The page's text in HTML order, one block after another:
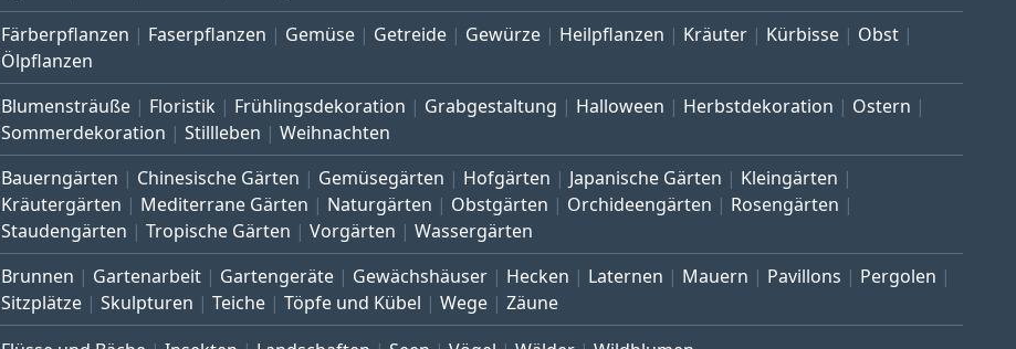
Färberpflanzen Faserpflanzen Gemüse Getreide Gewürze Heilpflanzen Kräuter Kürbisse
Obst
Ölpflanzen
Blumensträuße Floristik Frühlingsdekoration Grabgestaltung Halloween Herbstdekoration
Ostern
Sommerdekoration
Stillleben Weihnachten
Bauerngärten Chinesische Gärten Gemüsegärten Hofgärten Japanische Gärten
Kleingärten
Kräutergärten
Mediterrane Gärten Naturgärten Obstgärten Orchideengärten
Rosengärten
Staudengärten
Tropische Gärten Vorgärten Wassergärten
Brunnen Gartenarbeit Gartengeräte Gewächshäuser Hecken Laternen Mauern Pavillons
Pergolen
Sitzplätze
Skulpturen Teiche Töpfe und Kübel Wege Zäune